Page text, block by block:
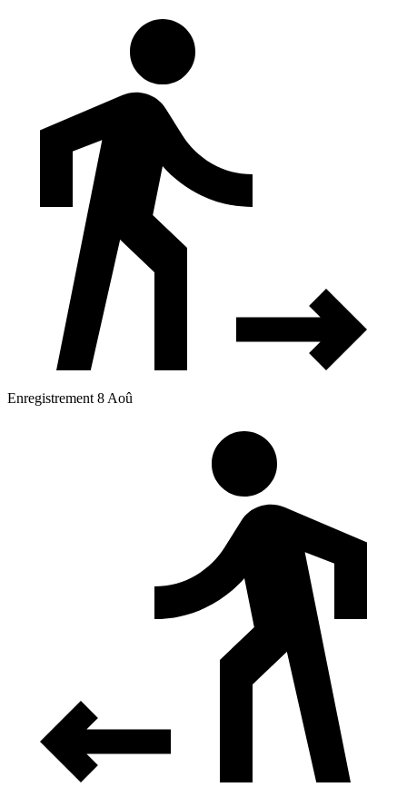
Enregistrement 8 Aoû